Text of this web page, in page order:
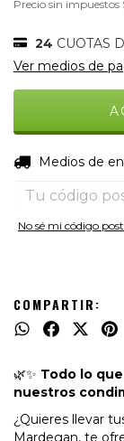
Precio sin impuestos
24 CUOTAS
Ver medios de
Entregas para el
Medios de
No sé mi código
COMPARTIR:
🌿✨ Todo lo
nuestros
¿Quieres llevar
Mardegan, te